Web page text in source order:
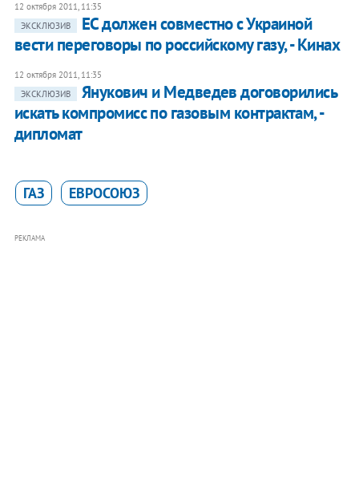
12 октября 2011, 11:35
ЭКСКЛЮЗИВ
ЕС должен совместно с Украиной
вести переговоры по российскому газу, - Кинах
12 октября 2011, 11:35
ЭКСКЛЮЗИВ
Янукович и Медведев договорились
искать компромисс по газовым контрактам, -
дипломат
ГАЗ ЕВРОСОЮЗ
РЕКЛАМА